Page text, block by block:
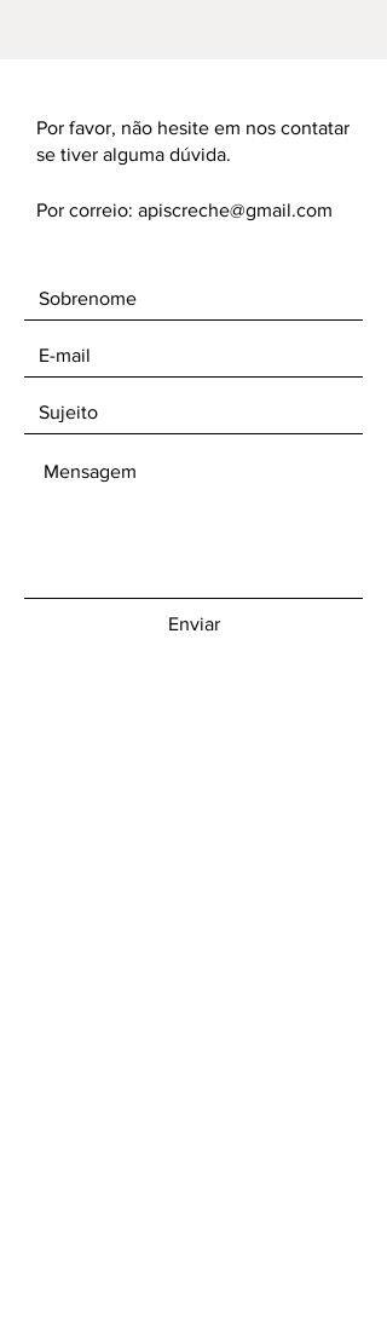
Por favor, não hesite em nos contatar
se tiver alguma dúvida.
Por correio: apiscreche@gmail.com
Enviar